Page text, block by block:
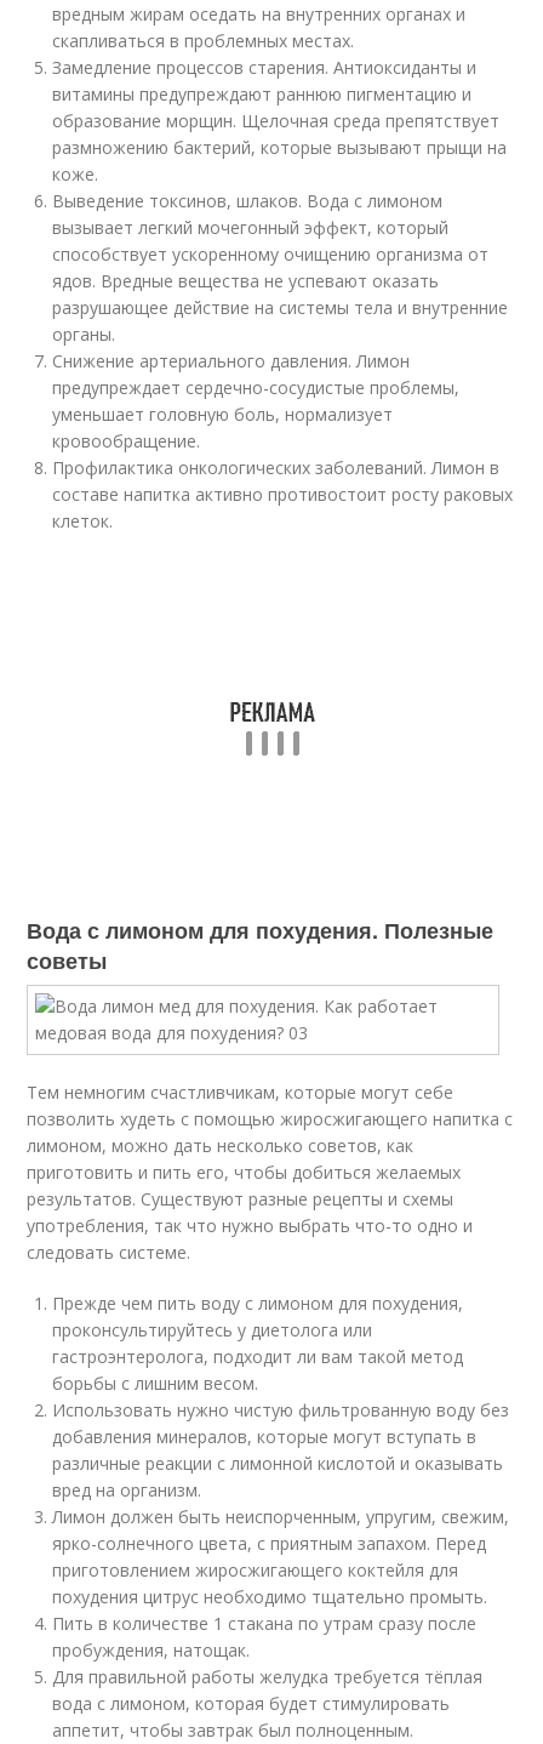
вредным жирам оседать на внутренних органах и
скапливаться в проблемных местах.
Замедление процессов старения. Антиоксиданты и
витамины предупреждают раннюю пигментацию и
образование морщин. Щелочная среда препятствует
размножению бактерий, которые вызывают прыщи на
коже.
Выведение токсинов, шлаков. Вода с лимоном
вызывает легкий мочегонный эффект, который
способствует ускоренному очищению организма от
ядов. Вредные вещества не успевают оказать
разрушающее действие на системы тела и внутренние
органы.
Снижение артериального давления. Лимон
предупреждает сердечно-сосудистые проблемы,
уменьшает головную боль, нормализует
кровообращение.
Профилактика онкологических заболеваний. Лимон в
составе напитка активно противостоит росту раковых
клеток.
Вода с лимоном для похудения. Полезные
советы
Тем немногим счастливчикам, которые могут себе
позволить худеть с помощью жиросжигающего напитка с
лимоном, можно дать несколько советов, как
приготовить и пить его, чтобы добиться желаемых
результатов. Существуют разные рецепты и схемы
употребления, так что нужно выбрать что-то одно и
следовать системе.
Прежде чем пить воду с лимоном для похудения,
проконсультируйтесь у диетолога или
гастроэнтеролога, подходит ли вам такой метод
борьбы с лишним весом.
Использовать нужно чистую фильтрованную воду без
добавления минералов, которые могут вступать в
различные реакции с лимонной кислотой и оказывать
вред на организм.
Лимон должен быть неиспорченным, упругим, свежим,
ярко-солнечного цвета, с приятным запахом. Перед
приготовлением жиросжигающего коктейля для
похудения цитрус необходимо тщательно промыть.
Пить в количестве 1 стакана по утрам сразу после
пробуждения, натощак.
Для правильной работы желудка требуется тёплая
вода с лимоном, которая будет стимулировать
аппетит, чтобы завтрак был полноценным.